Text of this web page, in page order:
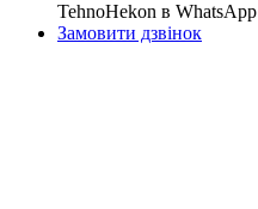
TehnoHekon в WhatsApp
Замовити дзвінок